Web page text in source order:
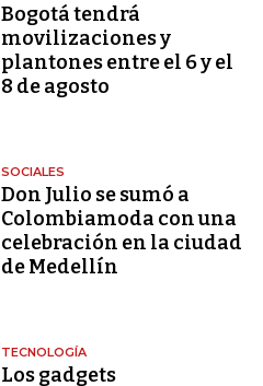
Bogotá tendrá
movilizaciones y
plantones entre el 6 y el
8 de agosto
SOCIALES
Don Julio se sumó a
Colombiamoda con una
celebración en la ciudad
de Medellín
TECNOLOGÍA
Los gadgets